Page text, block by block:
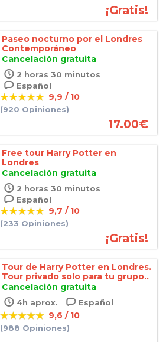
¡Gratis!
Paseo nocturno por el Londres
Contemporáneo
Cancelación gratuita
2 horas 30 minutos
Español
9,9 / 10
(920 Opiniones)
17.00€
Free tour Harry Potter en
Londres
Cancelación gratuita
2 horas 30 minutos
Español
9,7 / 10
(233 Opiniones)
¡Gratis!
Tour de Harry Potter en Londres.
Tour privado solo para tu grupo..
Cancelación gratuita
4h aprox. Español
9,6 / 10
(988 Opiniones)